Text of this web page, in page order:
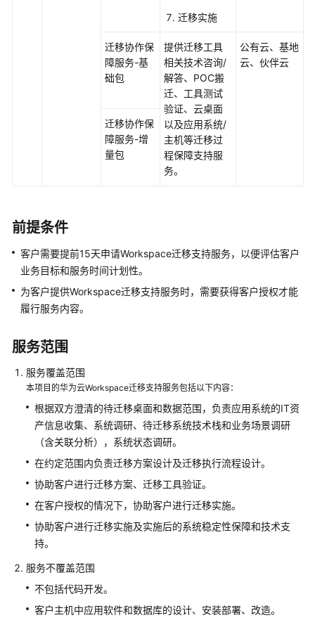
数
据
运
营
专
专
家
服
务
交
通
智
专
家
务
迁移实施
迁移协作保
障服务-基
础包
提供迁移工具
相关技术咨询/
解答、POC搬
迁、工具测试
验证、云桌面
以及应用系统/
主机等迁移过
程保障支持服
务。
公有云、基地
云、伙伴云
迁移协作保
障服务-增
量包
前提条件
客户需要提前15天申请Workspace迁移支持服务，以便评估客户
业务目标和服务时间计划性。
为客户提供Workspace迁移支持服务时，需要获得客户授权才能
履行服务内容。
服务范围
服务覆盖范围
本项目的华为云Workspace迁移支持服务包括以下内容：
根据双方澄清的待迁移桌面和数据范围，负责应用系统的IT资
产信息收集、系统调研、待迁移系统技术栈和业务场景调研
（含关联分析），系统状态调研。
在约定范围内负责迁移方案设计及迁移执行流程设计。
协助客户进行迁移方案、迁移工具验证。
在客户授权的情况下，协助客户进行迁移实施。
协助客户进行迁移实施及实施后的系统稳定性保障和技术支
持。
服务不覆盖范围
不包括代码开发。
客户主机中应用软件和数据库的设计、安装部署、改造。